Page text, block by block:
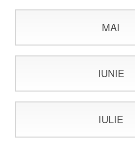
MAI
IUNIE
IULIE